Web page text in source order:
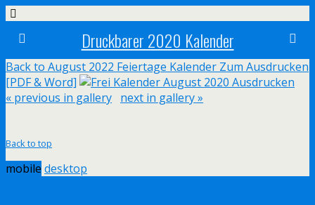
Druckbarer 2020 Kalender
Back to August 2022 Feiertage Kalender Zum Ausdrucken
[PDF & Word]
« previous in gallery next in gallery »
Back to top
mobile desktop